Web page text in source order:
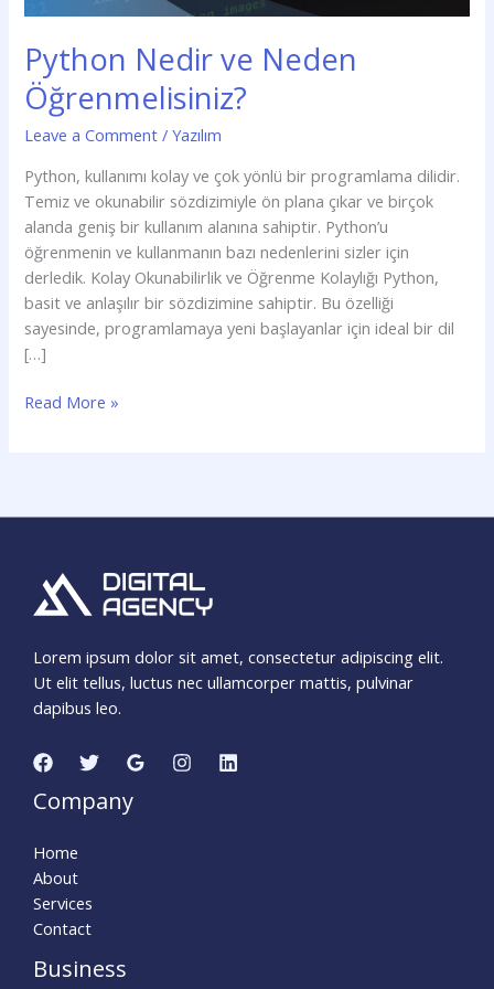
Python Nedir ve Neden
Öğrenmelisiniz?
Leave a Comment /Yazılım
Python, kullanımı kolay ve çok yönlü bir programlama dilidir.
Temiz ve okunabilir sözdizimiyle ön plana çıkar ve birçok
alanda geniş bir kullanım alanına sahiptir. Python’u
öğrenmenin ve kullanmanın bazı nedenlerini sizler için
derledik. Kolay Okunabilirlik ve Öğrenme Kolaylığı Python,
basit ve anlaşılır bir sözdizimine sahiptir. Bu özelliği
sayesinde, programlamaya yeni başlayanlar için ideal bir dil
[…]
Read More »
Lorem ipsum dolor sit amet, consectetur adipiscing elit.
Ut elit tellus, luctus nec ullamcorper mattis, pulvinar
dapibus leo.
Company
Home
About
Services
Contact
Business